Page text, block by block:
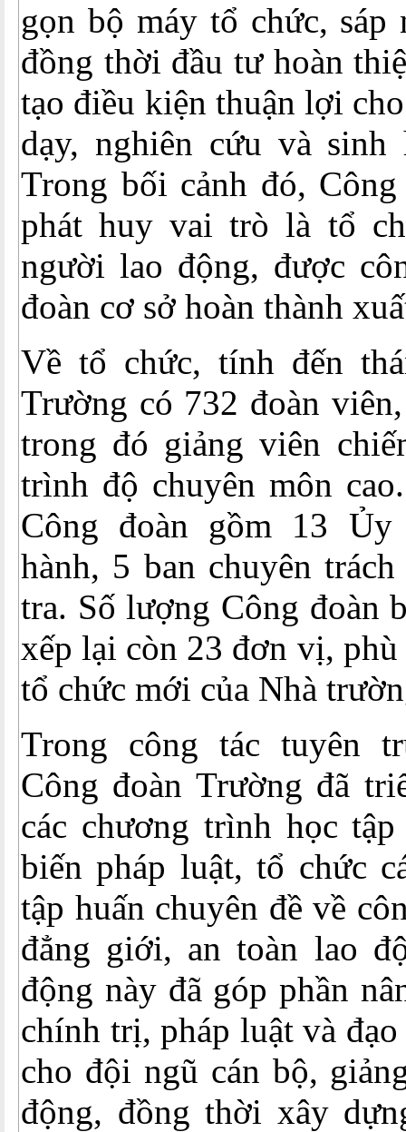
gọn bộ máy tổ chức, sáp
đồng thời đầu tư hoàn
tạo điều kiện thuận lợi
dạy, nghiên cứu và sinh
Trong bối cảnh đó,
phát huy vai trò là tổ
người lao động, được
đoàn cơ sở hoàn thành
Về tổ chức, tính đến
Trường có 732 đoàn
trong đó giảng viên
trình độ chuyên môn
Công đoàn gồm 13 Ủy
hành, 5 ban chuyên
tra. Số lượng Công đoàn
xếp lại còn 23 đơn vị,
tổ chức mới của Nhà
Trong công tác tuyên
Công đoàn Trường đã
các chương trình học
biến pháp luật, tổ chức
tập huấn chuyên đề về
đẳng giới, an toàn lao
động này đã góp phần
chính trị, pháp luật và
cho đội ngũ cán bộ,
động, đồng thời xây